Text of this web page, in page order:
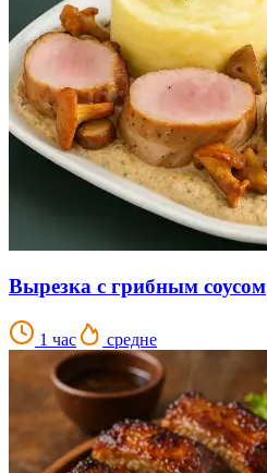
Вырезка с грибным соусом
1 час средне